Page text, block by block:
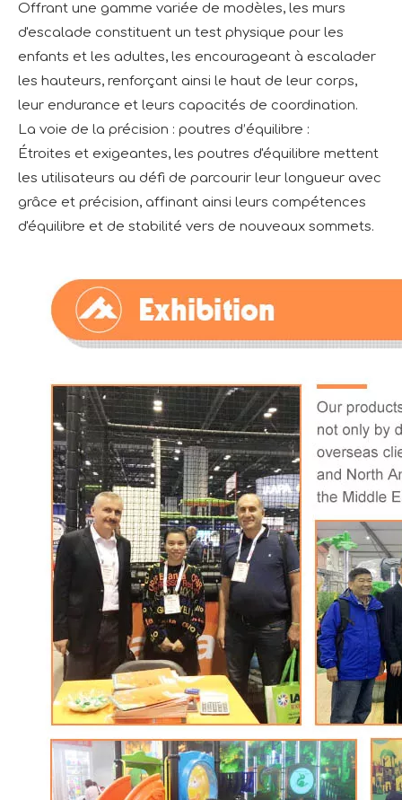
Offrant une gamme variée de modèles, les murs
d'escalade constituent un test physique pour les
enfants et les adultes, les encourageant à escalader
les hauteurs, renforçant ainsi le haut de leur corps,
leur endurance et leurs capacités de coordination.
La voie de la précision : poutres d’équilibre :
Étroites et exigeantes, les poutres d'équilibre mettent
les utilisateurs au défi de parcourir leur longueur avec
grâce et précision, affinant ainsi leurs compétences
d'équilibre et de stabilité vers de nouveaux sommets.